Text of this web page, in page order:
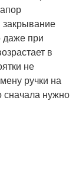
закрывание
даже при
в
не
ручки на
сначала нужно